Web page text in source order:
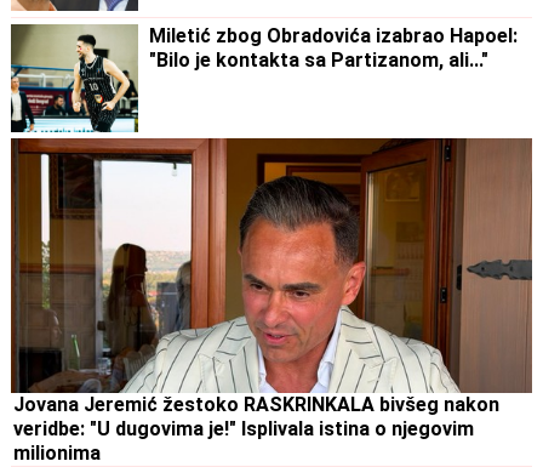
Miletić zbog Obradovića izabrao Hapoel:
"Bilo je kontakta sa Partizanom, ali..."
Jovana Jeremić žestoko RASKRINKALA bivšeg nakon
veridbe: "U dugovima je!" Isplivala istina o njegovim
milionima